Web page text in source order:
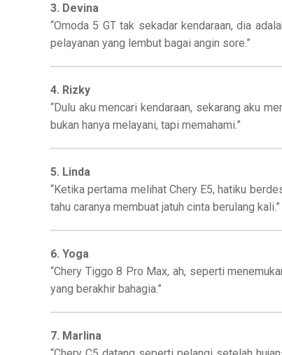
3. Devina
“Omoda 5 GT tak sekadar kendaraan, dia
pelayanan yang lembut bagai angin sore.”
4. Rizky
“Dulu aku mencari kendaraan, sekarang aku
bukan hanya melayani, tapi memahami.”
5. Linda
“Ketika pertama melihat Chery E5, hatiku
tahu caranya membuat jatuh cinta berulang kali.”
6. Yoga
“Chery Tiggo 8 Pro Max, ah, seperti
yang berakhir bahagia.”
7. Marlina